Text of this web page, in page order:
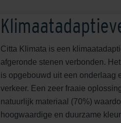
Citta Klimata is een
afgeronde stenen verbonden.
is opgebouwd uit een onderlaag
verkeer. Een zeer fraaie
natuurlijk materiaal (70%)
hoogwaardige en duurzame